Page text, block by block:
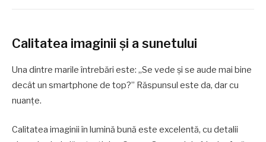
Calitatea imaginii și a sunetului
Una dintre marile întrebări este: „Se vede și se aude mai bine
decât un smartphone de top?” Răspunsul este da, dar cu
nuanțe.
Calitatea imaginii în lumină bună este excelentă, cu detalii